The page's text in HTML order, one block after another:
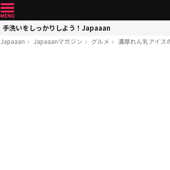
手洗いをしっかりしよう！Japaaan
Japaaan Japaaanマガジン グルメ 濃厚れん乳アイス